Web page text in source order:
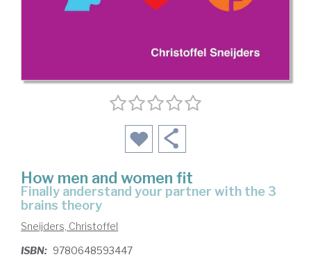
How men and women fit
finally anderstand your partner with the 3
brains theory
Sneijders, Christoffel
ISBN: 9780648593447